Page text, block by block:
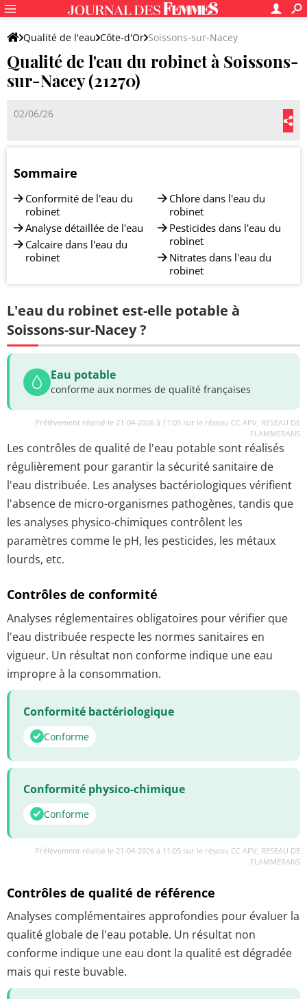
Qualité de l'eau Côte-d'Or Soissons-sur-Nacey
Qualité de l'eau du robinet à Soissons-
sur-Nacey (21270)
02/06/26
Sommaire
Conformité de l'eau du
robinet
Analyse détaillée de l'eau
Calcaire dans l'eau du
robinet
Chlore dans l'eau du
robinet
Pesticides dans l'eau du
robinet
Nitrates dans l'eau du
robinet
L'eau du robinet est-elle potable à
Soissons-sur-Nacey ?
Eau potable
conforme aux normes de qualité françaises
Prélèvement réalisé le 21-04-2026 à 11:05 sur le réseau CC APV, RESEAU DE
FLAMMERANS
Les contrôles de qualité de l'eau potable sont réalisés
régulièrement pour garantir la sécurité sanitaire de
l'eau distribuée. Les analyses bactériologiques vérifient
l'absence de micro-organismes pathogènes, tandis que
les analyses physico-chimiques contrôlent les
paramètres comme le pH, les pesticides, les métaux
lourds, etc.
Contrôles de conformité
Analyses réglementaires obligatoires pour vérifier que
l'eau distribuée respecte les normes sanitaires en
vigueur. Un résultat non conforme indique une eau
impropre à la consommation.
Conformité bactériologique
Conforme
Conformité physico-chimique
Conforme
Prélèvement réalisé le 21-04-2026 à 11:05 sur le réseau CC APV, RESEAU DE
FLAMMERANS
Contrôles de qualité de référence
Analyses complémentaires approfondies pour évaluer la
qualité globale de l'eau potable. Un résultat non
conforme indique une eau dont la qualité est dégradée
mais qui reste buvable.